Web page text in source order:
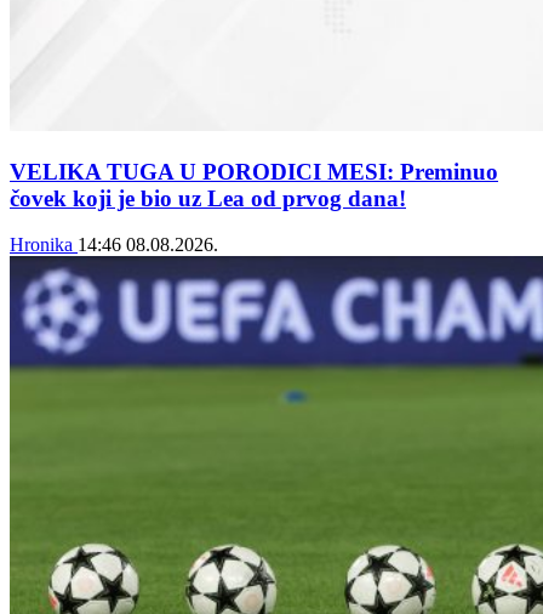
VELIKA TUGA U PORODICI MESI: Preminuo
čovek koji je bio uz Lea od prvog dana!
Hronika 14:46 08.08.2026.